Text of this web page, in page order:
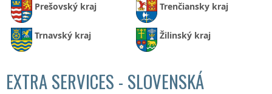
Prešovský kraj Trenčiansky kraj
Trnavský kraj Žilinský kraj
EXTRA SERVICES - SLOVENSKÁ